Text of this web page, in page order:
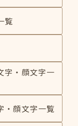
覧
字・顔文字一
・顔文字一覧